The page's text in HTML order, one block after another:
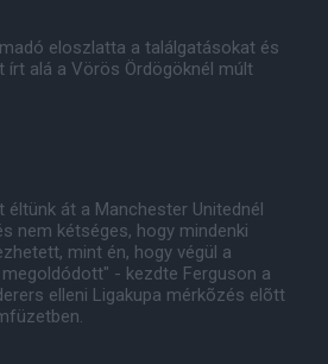
eloszlatta a találgatásokat és
írt alá a Vörös Ördögöknél múlt
éltünk át a Manchester Unitednél
nem kétséges, hogy mindenki
mint én, hogy végül a
- kezdte Ferguson a
elleni Ligakupa mérkõzés elõtt